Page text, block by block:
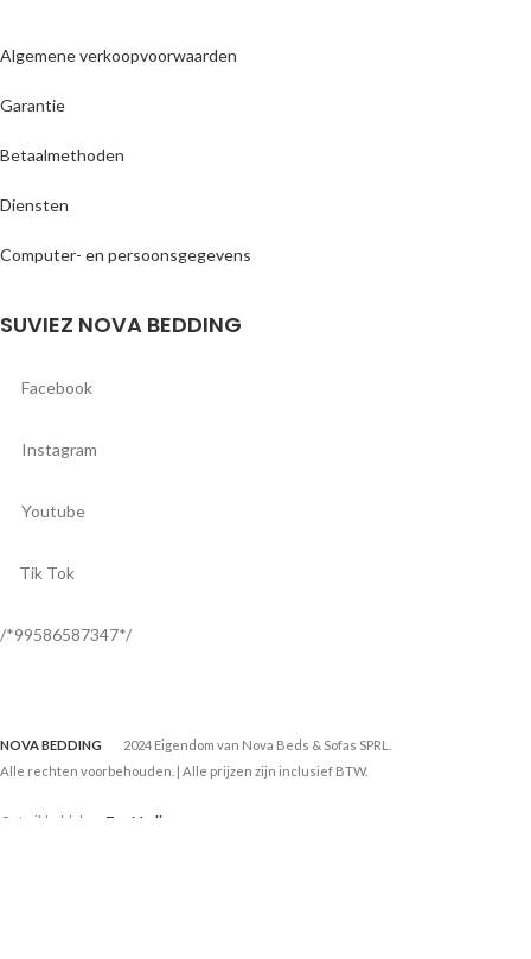
Algemene verkoopvoorwaarden
Garantie
Betaalmethoden
Diensten
Computer- en persoonsgegevens
SUVIEZ NOVA BEDDING
Facebook
Instagram
Youtube
Tik Tok
/*99586587347*/
NOVA BEDDING
2024 Eigendom van Nova Beds & Sofas SPRL.
Alle rechten voorbehouden. | Alle prijzen zijn inclusief BTW.
Ontwikkeld door Tuz Media